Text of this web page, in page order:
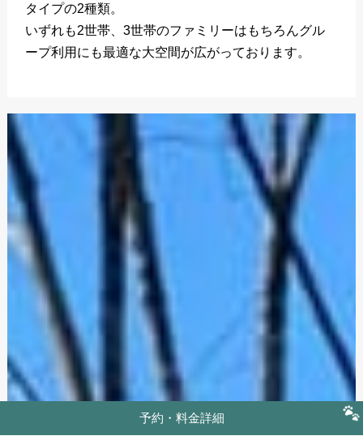
タイプの2種類。
いずれも2世帯、3世帯のファミリーはもちろんグル
ープ利用にも最適な大空間が広がっております。
予約・料金詳細